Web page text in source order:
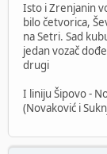
Isto i Zrenjanin
bilo četvorica,
na Setri. Sad
jedan vozač
drugi
I liniju Šipovo -
(Novaković i